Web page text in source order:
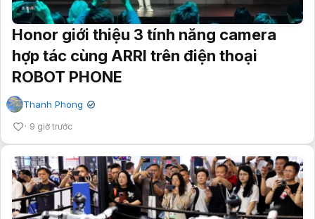
Honor giới thiệu 3 tính năng camera
hợp tác cùng ARRI trên điện thoại
ROBOT PHONE
Thanh Phong ✔
9 giờ trước